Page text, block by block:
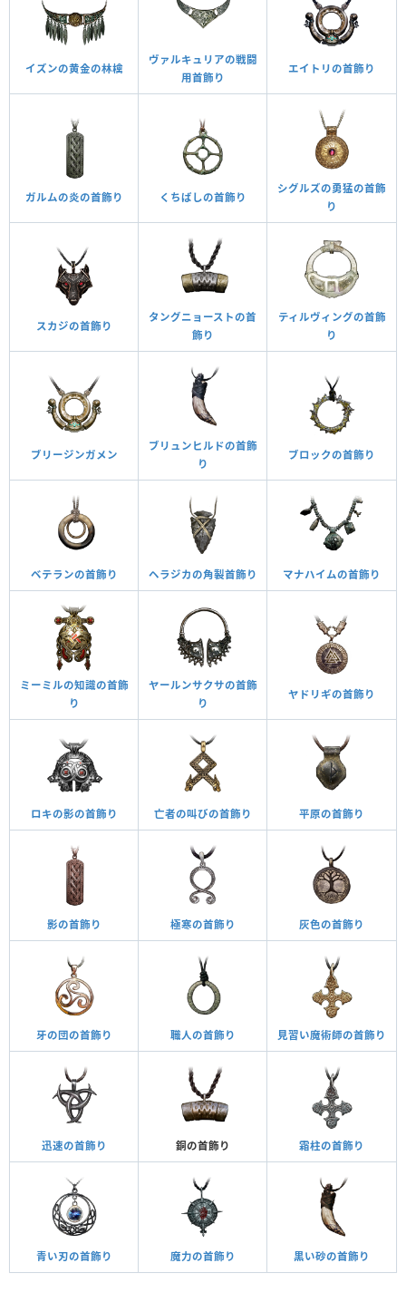
イズンの黄金の林檎
ヴァルキュリアの戦闘
用首飾り
エイトリの首飾り
ガルムの炎の首飾り くちばしの首飾り
シグルズの勇猛の首飾
り
スカジの首飾り
タングニョーストの首
飾り
ティルヴィングの首飾
り
ブリージンガメン
ブリュンヒルドの首飾
り
ブロックの首飾り
ベテランの首飾り ヘラジカの角製首飾り マナハイムの首飾り
ミーミルの知識の首飾
り
ヤールンサクサの首飾
り
ヤドリギの首飾り
ロキの影の首飾り 亡者の叫びの首飾り 平原の首飾り
影の首飾り 極寒の首飾り 灰色の首飾り
牙の団の首飾り 職人の首飾り 見習い魔術師の首飾り
迅速の首飾り 銅の首飾り 霜柱の首飾り
青い刃の首飾り 魔力の首飾り 黒い砂の首飾り